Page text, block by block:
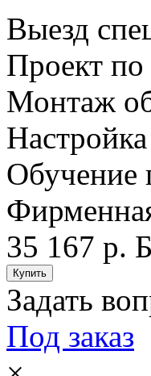
Выезд
Проект
Монтаж
Обучение
35 167 р.
Задать
Под заказ